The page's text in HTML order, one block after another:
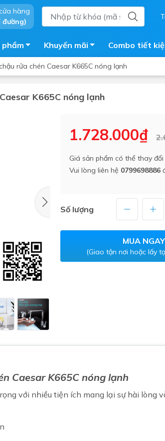
hàng
đường)
phẩm
Máy tắm nước nóng điện
Chậu giặt
trời
Vòi
Combo thiết bị vệ sinh chính hãng
Combo Máy nước nóng năng lượng
Khuyến mãi Combo tiết
rửa chén Caesar K665C nóng lạnh
K665C nóng lạnh
1.728.000₫
Giá sản phẩm có thể thay
Vui lòng liên hệ 0799698886
Số lượng
MUA NGAY
(Giao tận nơi hoặc lấy
Caesar K665C nóng lạnh
với nhiều tiện ích mang lại sự hài lòng